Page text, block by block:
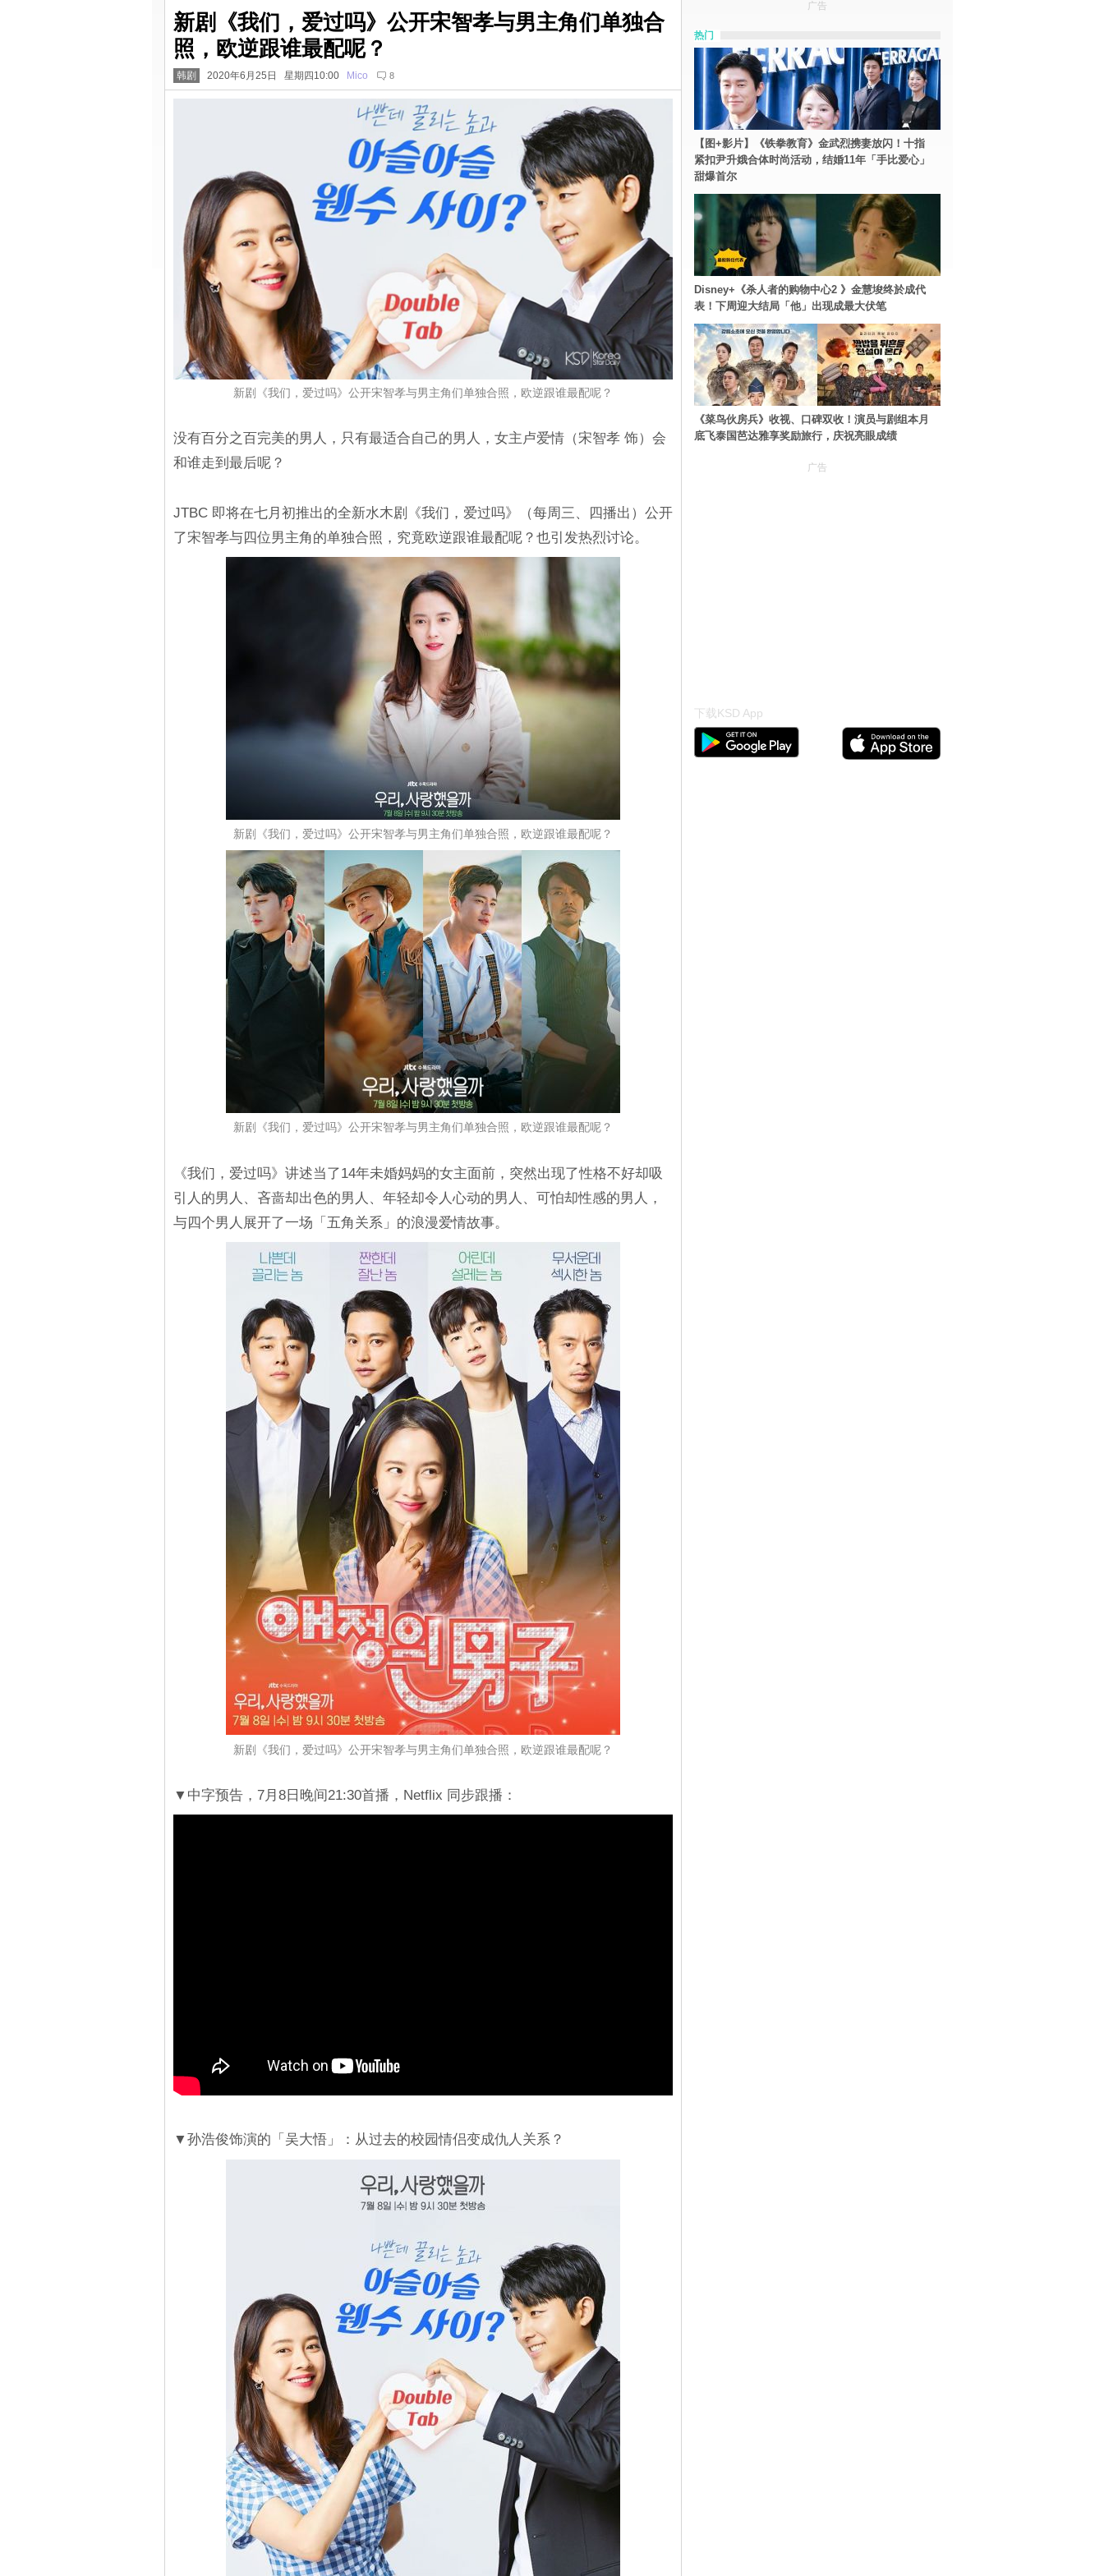
新剧《我们，爱过吗》公开宋智孝与男主角们单独合
照，欧逆跟谁最配呢？
韩剧 2020年6月25日 星期四10:00 Mico 8
新剧《我们，爱过吗》公开宋智孝与男主角们单独合照，欧逆跟谁最配呢？
没有百分之百完美的男人，只有最适合自己的男人，女主卢爱情（宋智孝 饰）会
和谁走到最后呢？
JTBC 即将在七月初推出的全新水木剧《我们，爱过吗》（每周三、四播出）公开
了宋智孝与四位男主角的单独合照，究竟欧逆跟谁最配呢？也引发热烈讨论。
新剧《我们，爱过吗》公开宋智孝与男主角们单独合照，欧逆跟谁最配呢？
新剧《我们，爱过吗》公开宋智孝与男主角们单独合照，欧逆跟谁最配呢？
《我们，爱过吗》讲述当了14年未婚妈妈的女主面前，突然出现了性格不好却吸
引人的男人、吝啬却出色的男人、年轻却令人心动的男人、可怕却性感的男人，
与四个男人展开了一场「五角关系」的浪漫爱情故事。
新剧《我们，爱过吗》公开宋智孝与男主角们单独合照，欧逆跟谁最配呢？
▼中字预告，7月8日晚间21:30首播，Netflix 同步跟播：
▼孙浩俊饰演的「吴大悟」：从过去的校园情侣变成仇人关系？
广告
热门
【图+影片】《铁拳教育》金武烈携妻放闪！十指
紧扣尹升娥合体时尚活动，结婚11年「手比爱心」
甜爆首尔
Disney+《杀人者的购物中心2 》金慧埈终於成代
表！下周迎大结局「他」出现成最大伏笔
《菜鸟伙房兵》收视、口碑双收！演员与剧组本月
底飞泰国芭达雅享奖励旅行，庆祝亮眼成绩
广告
下载KSD App